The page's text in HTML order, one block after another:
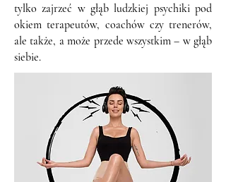
tylko zajrzeć w głąb ludzkiej psychiki pod
okiem terapeutów, coachów czy trenerów,
ale także, a może przede wszystkim – w głąb
siebie.